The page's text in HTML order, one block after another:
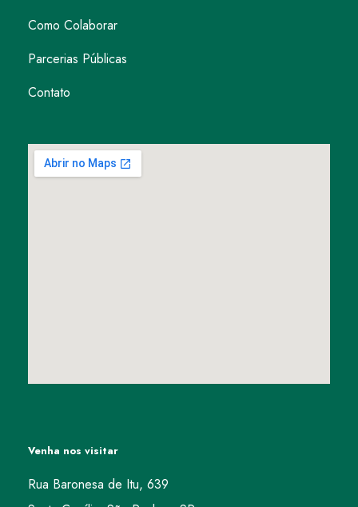
Como Colaborar
Parcerias Públicas
Contato
Venha nos visitar
Rua Baronesa de Itu, 639